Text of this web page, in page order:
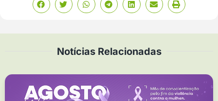
Notícias Relacionadas